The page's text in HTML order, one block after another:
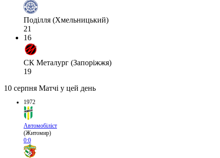
Поділля (Хмельницький)
21
16
СК Металург (Запоріжжя)
19
10 серпня Матчі у цей день
1972
Автомобіліст
(Житомир)
0:0